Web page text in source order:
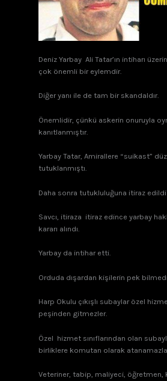
Deniz Yarbay Ali Tatar’ın intiharı
çok önemli bir eylemdir.
Diğer yanı ile de tam bir skandaldır.
Önemlidir, çünkü askerin onuruyla
kanıtlanmıştır.
Yarbay Tatar, Amirallere “suikast”
tutuklanmıştı.
Daha sonra tutukluluğuna itiraz edildi
Savcı, itiraza itiraz edince yarbay
kararı alındı.
Yarbay da intihar etti.
Orduda dışardan kişilerin pek
Harp Okulu çıkışlı subaylar özel
peşinden gitmezler.
Özel hizmet sınıflarından olan
birliklere komutan olarak
Veteriner, tabip, maliyeci, öğretmen,